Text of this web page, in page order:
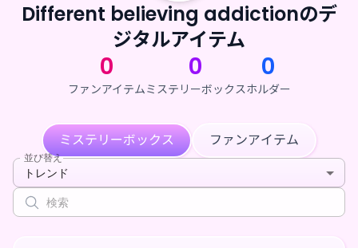
Different believing addictionのデ
ジタルアイテム
0
ファンアイテム
0
ミステリーボックス
0
ホルダー
ミステリーボックス ファンアイテム
並び替え
トレンド